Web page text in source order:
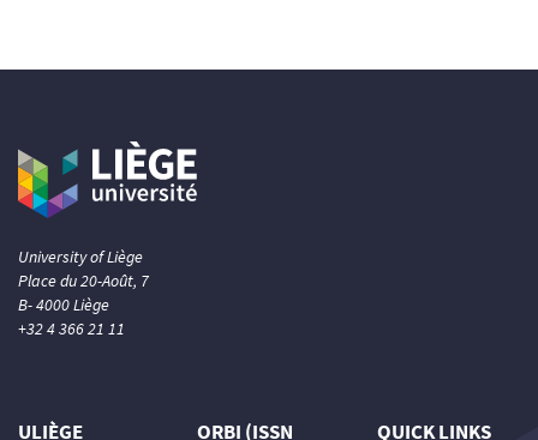
University of Liège
Place du 20-Août, 7
B- 4000 Liège
+32 4 366 21 11
ULIÈGE ORBI (ISSN QUICK LINKS